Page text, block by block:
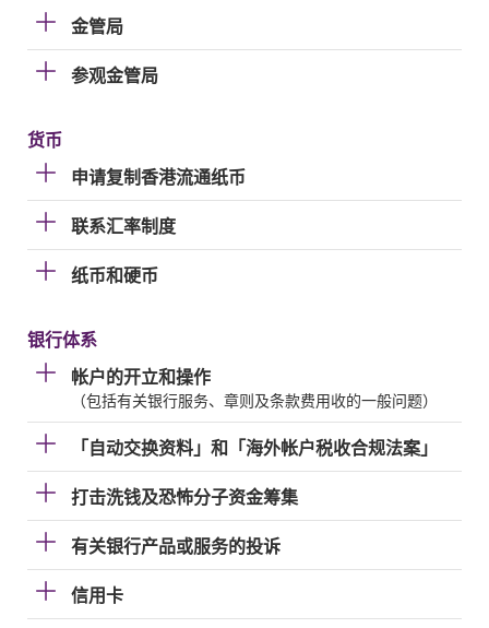
金管局
参观金管局
货币
申请复制香港流通纸币
联系汇率制度
纸币和硬币
银行体系
帐户的开立和操作
（包括有关银行服务、章则及条款费用收的一般问题）
「自动交换资料」和「海外帐户税收合规法案」
打击洗钱及恐怖分子资金筹集
有关银行产品或服务的投诉
信用卡